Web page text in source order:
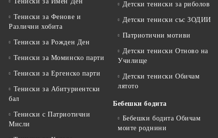
Тениски за Фенове и
Различни хобита
Тениски за Рожден Ден
Тениски за Mоминско парти
Тениски за Eргенско парти
Тениски за Aбитуриентски
бал
Тениски с Патриотични
Мисли
Детски тениски за риболов
Детски тениски със ЗОДИИ
Патриотични мотиви
Детски тениски Отново на
Училище
Детски тениски Обичам
лятото
Бебешки бодита
Бебешки бодита Обичам
моите роднини